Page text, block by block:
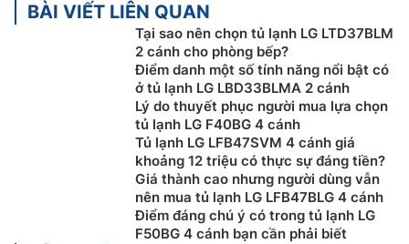
BÀI VIẾT LIÊN QUAN
Tại sao nên chọn tủ lạnh LG LTD37BLM
2 cánh cho phòng bếp?
Điểm danh một số tính năng nổi bật có
ở tủ lạnh LG LBD33BLMA 2 cánh
Lý do thuyết phục người mua lựa chọn
tủ lạnh LG F40BG 4 cánh
Tủ lạnh LG LFB47SVM 4 cánh giá
khoảng 12 triệu có thực sự đáng tiền?
Giá thành cao nhưng người dùng vẫn
nên mua tủ lạnh LG LFB47BLG 4 cánh
Điểm đáng chú ý có trong tủ lạnh LG
F50BG 4 cánh bạn cần phải biết